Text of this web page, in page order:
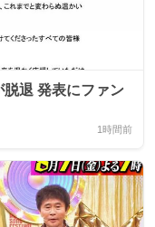
退 発表にファン
1時間前